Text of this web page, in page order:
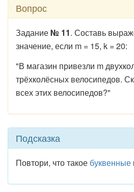
Вопрос
Задание№ 11. Составь
значение, если m = 15, k = 20:
"В магазин привезли m
трёхколёсных велосипедов.
всех этих велосипедов?"
Подсказка
Повтори, что такое буквенные